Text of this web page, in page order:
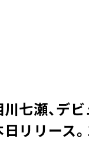
川七瀬、デ
日リリース